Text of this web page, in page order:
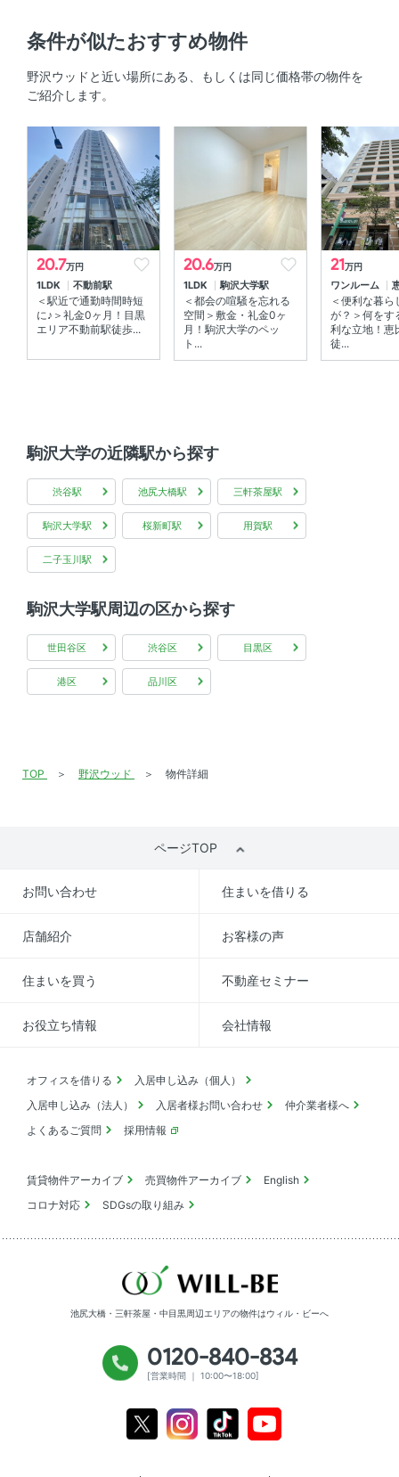
3口以上コンロ 、 システムキッチン 、 食洗機 、 コンロ2
セキュリティ
オートロック 、 ＴＶモニタ付きインターホン
室内設備
エアコン 、 室内洗濯機置場
部屋の特徴
ロフト 、 全居室フローリング 、 バルコニー
共用部
宅配ボックス
条件が似たおすすめ物件
野沢ウッドと近い場所にある、もしくは同じ価格帯の物件を
ご紹介します。
20.7万円
1LDK 不動前駅
＜駅近で通勤時間時短
に♪＞礼金0ヶ月！目黒
エリア不動前駅徒歩...
20.6万円
1LDK 駒沢大学駅
＜都会の喧騒を忘れる
空間＞敷金・礼金0ヶ
月！駒沢大学のペッ
ト...
21万円
ワンルーム
＜便利な暮ら
が？＞何をす
利な立地！恵
徒...
駒沢大学の近隣駅から探す
渋谷駅 池尻大橋駅 三軒茶屋駅
駒沢大学駅 桜新町駅 用賀駅
二子玉川駅
駒沢大学駅周辺の区から探す
世田谷区 渋谷区 目黒区
港区 品川区
TOP 野沢ウッド 物件詳細
ページTOP
お問い合わせ 住まいを借りる
店舗紹介 お客様の声
住まいを買う 不動産セミナー
お役立ち情報 会社情報
オフィスを借りる
入居申し込み（個人）
入居申し込み（法人）
入居者様お問い合わせ
仲介業者様へ
よくあるご質問
採用情報
賃貸物件アーカイブ 売買物件アーカイブ
English
コロナ対応
SDGsの取り組み
池尻大橋・三軒茶屋・中目黒周辺エリアの物件はウィル・ビーへ
0120-840-834
[営業時間 ｜ 10:00〜18:00]
Instagram Tiktok